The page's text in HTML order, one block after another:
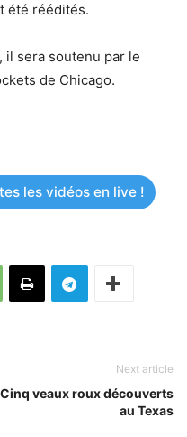
été réédités.
il sera soutenu par le
de Chicago.
les vidéos en live !
Next article
Cinq veaux roux découverts
au Texas